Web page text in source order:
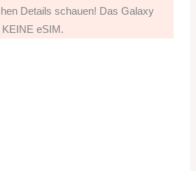
Details schauen! Das Galaxy
eSIM.